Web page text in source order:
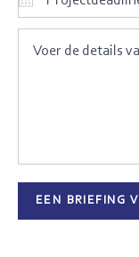
EEN BRIEFING